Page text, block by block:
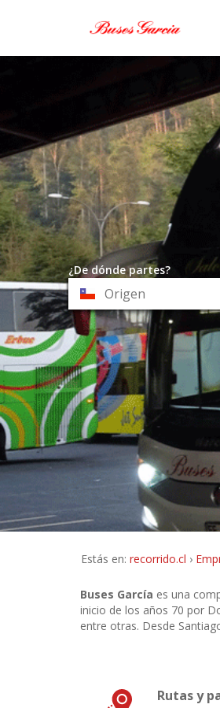
¿De dónde partes?
*
Origen
Estás en: recorrido.cl
Buses García es una
inicio de los años 70 por
entre otras. Desde
Rutas y